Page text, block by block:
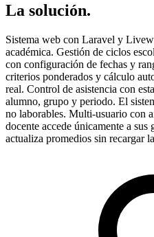
La solución.
Sistema web con Laravel y
académica. Gestión de ciclos
con configuración de fechas y
criterios ponderados y cálculo
real. Control de asistencia con
alumno, grupo y periodo. El
no laborables. Multi-usuario con
docente accede únicamente a
actualiza promedios sin recargar